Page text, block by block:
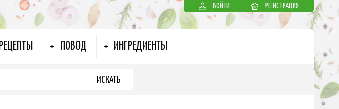
ВОЙТИ РЕГИСТРАЦИЯ
РЕЦЕПТЫ ПОВОД ИНГРЕДИЕНТЫ